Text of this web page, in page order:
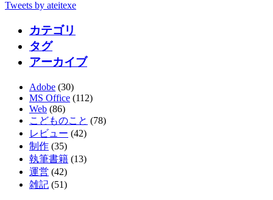
Tweets by ateitexe
カテゴリ
タグ
アーカイブ
Adobe (30)
MS Office (112)
Web (86)
こどものこと (78)
レビュー (42)
制作 (35)
執筆書籍 (13)
運営 (42)
雑記 (51)